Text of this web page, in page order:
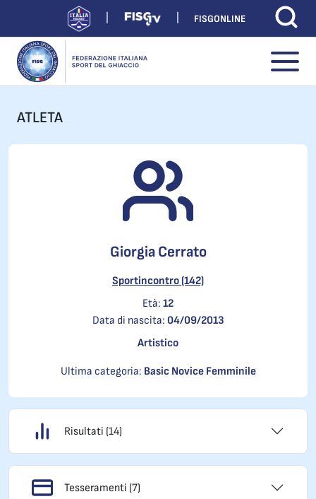
FISGONLINE
ATLETA
Giorgia Cerrato
Sportincontro (142)
Età: 12
Data di nascita: 04/09/2013
Artistico
Ultima categoria: Basic Novice Femminile
Risultati (14)
Tesseramenti (7)